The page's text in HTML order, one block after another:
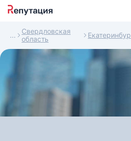
Свердловская
область